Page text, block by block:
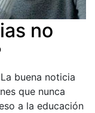
no
buena noticia
que nunca
a la educación